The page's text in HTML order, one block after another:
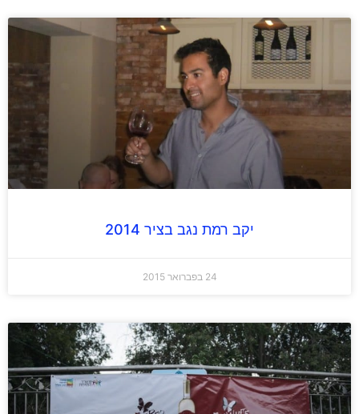
יקב רמת נגב בציר 2014